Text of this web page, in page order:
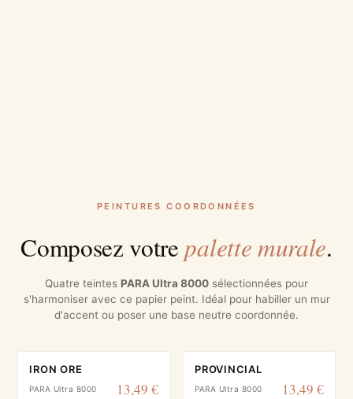
PEINTURES COORDONNÉES
Composez votrepalette murale.
Quatre teintes PARA Ultra 8000 sélectionnées pour
s'harmoniser avec ce papier peint. Idéal pour habiller un mur
d'accent ou poser une base neutre coordonnée.
IRON ORE
PARA Ultra 8000 13,49 €
PROVINCIAL
PARA Ultra 8000 13,49 €